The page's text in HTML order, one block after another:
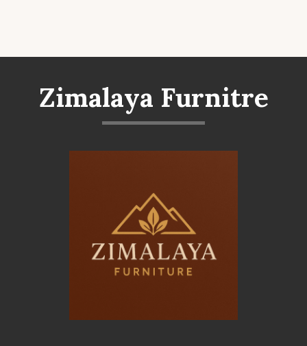
Zimalaya Furnitre